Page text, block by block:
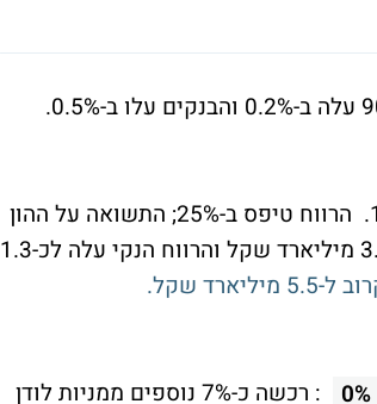
הדוחות של מזרחי הצליחו לאכזב את השוק, והמניה יורדת ב-1%. הרווח טיפס ב-25%; התשואה על ההון
- 16.9%; הבנק מסיים רבעון במהלכו ההכנסות עלו ב-13% לכ-3.5 מיליארד שקל והרווח הנקי עלה לכ-1.3
0%
: רכשה כ-7% נוספים ממניות לודן